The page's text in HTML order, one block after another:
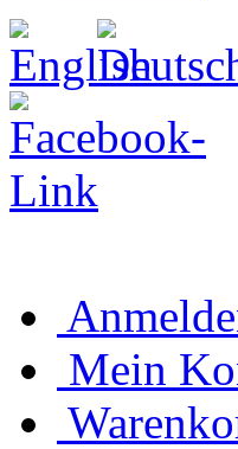
Mein